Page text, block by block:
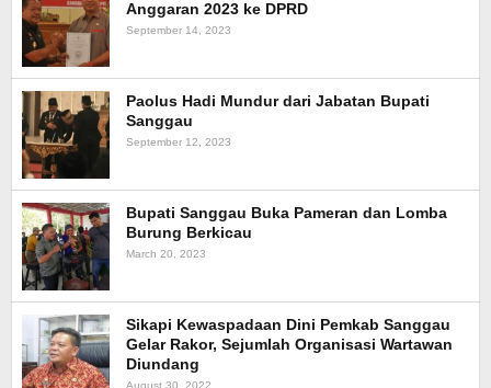
Anggaran 2023 ke DPRD
September 14, 2023
Paolus Hadi Mundur dari Jabatan Bupati
Sanggau
September 12, 2023
Bupati Sanggau Buka Pameran dan Lomba
Burung Berkicau
March 20, 2023
Sikapi Kewaspadaan Dini Pemkab Sanggau
Gelar Rakor, Sejumlah Organisasi Wartawan
Diundang
August 30, 2022